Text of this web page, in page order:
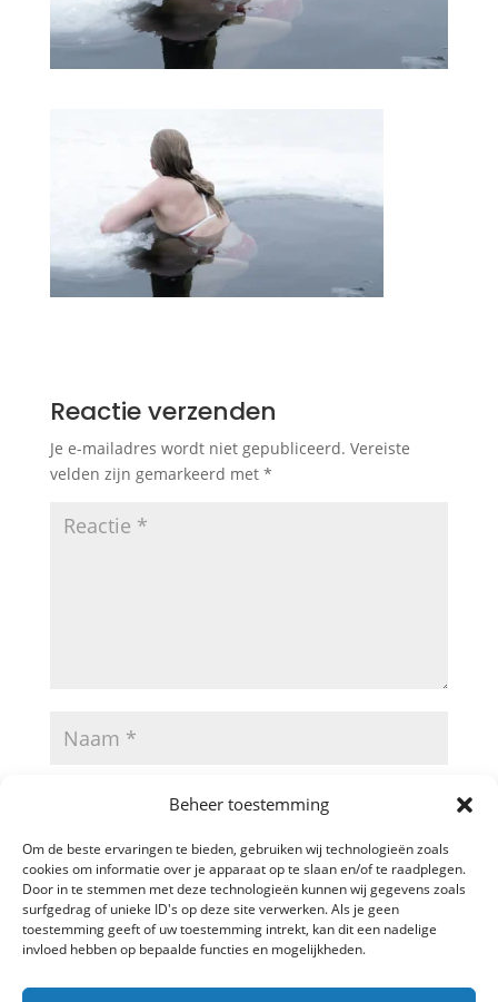
Beheer toestemming
Om de beste ervaringen te bieden, gebruiken wij technologieën zoals
cookies om informatie over je apparaat op te slaan en/of te raadplegen.
Door in te stemmen met deze technologieën kunnen wij gegevens zoals
surfgedrag of unieke ID's op deze site verwerken. Als je geen
toestemming geeft of uw toestemming intrekt, kan dit een nadelige
invloed hebben op bepaalde functies en mogelijkheden.
Reactie verzenden
Je e-mailadres wordt niet gepubliceerd. Vereiste
velden zijn gemarkeerd met *
A